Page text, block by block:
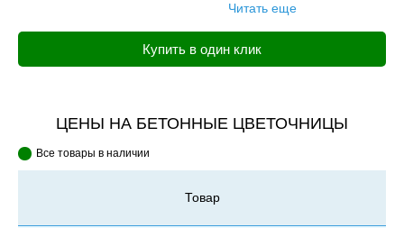
саду, парку или дачному
участку. Эти удобные
чаши декоративны и
функциональны,
эффективно разделять
Читать еще
Купить в один клик
ЦЕНЫ НА БЕТОННЫЕ ЦВЕТОЧНИЦЫ
Все товары в наличии
Товар